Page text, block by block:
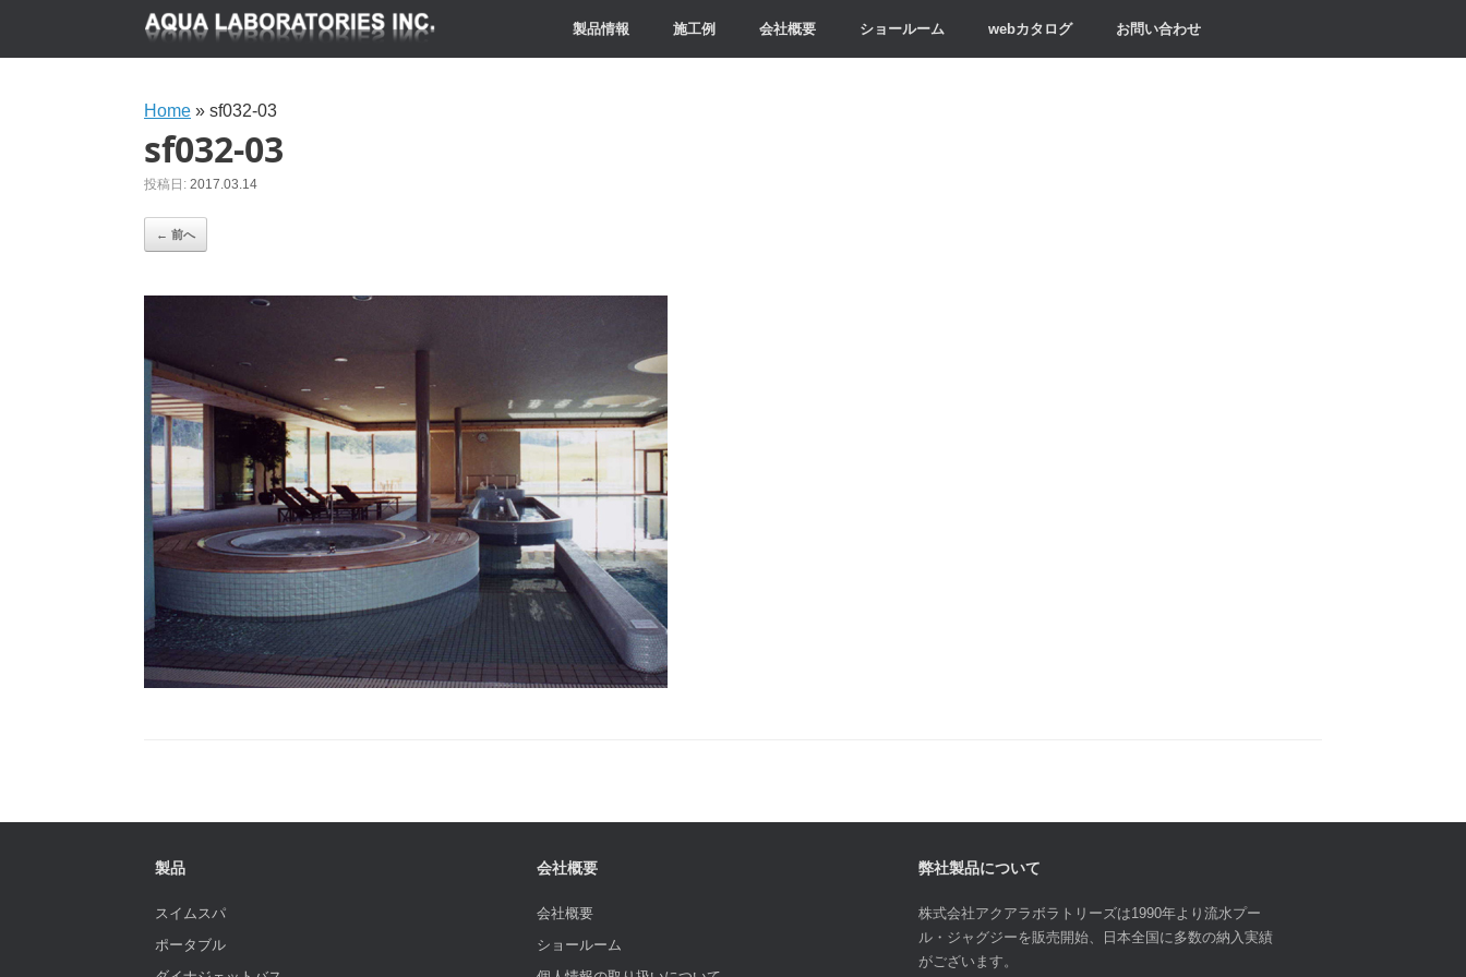
製品情報 施工例 会社概要 ショールーム webカタログ お問い合わせ
Home » sf032-03
sf032-03
投稿日: 2017.03.14
← 前へ
製品
スイムスパ
ポータブル
会社概要
会社概要
ショールーム
弊社製品について
株式会社アクアラボラトリーズは1990年より流水プー
ル・ジャグジーを販売開始、日本全国に多数の納入実績
がございます。